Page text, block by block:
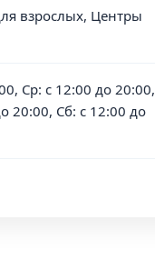
взрослых, Центры
Ср: с 12:00 до 20:00,
20:00, Сб: с 12:00 до